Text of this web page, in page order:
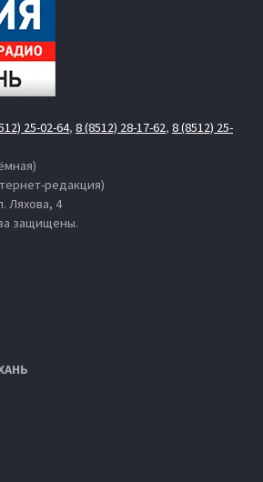
25-02-64, 8 (8512) 28-17-62, 8 (8512) 25-
редакция)
Ляхова, 4
защищены.